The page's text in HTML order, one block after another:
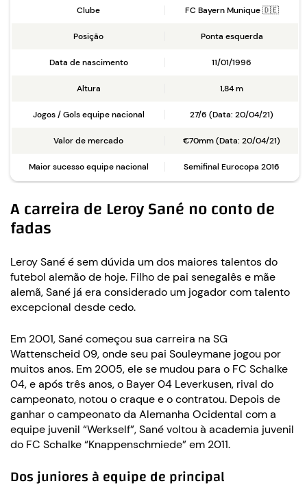
Clube FC Bayern Munique 🇩🇪
Posição Ponta esquerda
Data de nascimento 11/01/1996
Altura 1,84 m
Jogos / Gols equipe nacional 27/6 (Data: 20/04/21)
Valor de mercado €70mm (Data: 20/04/21)
Maior sucesso equipe nacional Semifinal Eurocopa 2016
A carreira de Leroy Sané no conto de
fadas
Leroy Sané é sem dúvida um dos maiores talentos do
futebol alemão de hoje. Filho de pai senegalês e mãe
alemã, Sané já era considerado um jogador com talento
excepcional desde cedo.
Em 2001, Sané começou sua carreira na SG
Wattenscheid 09, onde seu pai Souleymane jogou por
muitos anos. Em 2005, ele se mudou para o FC Schalke
04, e após três anos, o Bayer 04 Leverkusen, rival do
campeonato, notou o craque e o contratou. Depois de
ganhar o campeonato da Alemanha Ocidental com a
equipe juvenil “Werkself”, Sané voltou à academia juvenil
do FC Schalke “Knappenschmiede” em 2011.
Dos juniores à equipe de principal